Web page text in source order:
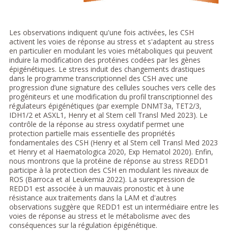
Les observations indiquent qu'une fois activées, les CSH
activent les voies de réponse au stress et s'adaptent au stress
en particulier en modulant les voies métaboliques qui peuvent
induire la modification des protéines codées par les gènes
épigénétiques. Le stress induit des changements drastiques
dans le programme transcriptionnel des CSH avec une
progression d’une signature des cellules souches vers celle des
progéniteurs et une modification du profil transcriptionnel des
régulateurs épigénétiques (par exemple DNMT3a, TET2/3,
IDH1/2 et ASXL1, Henry et al Stem cell Transl Med 2023). Le
contrôle de la réponse au stress oxydatif permet une
protection partielle mais essentielle des propriétés
fondamentales des CSH (Henry et al Stem cell Transl Med 2023
et Henry et al Haematologica 2020, Exp Hematol 2020). Enfin,
nous montrons que la protéine de réponse au stress REDD1
participe à la protection des CSH en modulant les niveaux de
ROS (Barroca et al Leukemia 2022). La surexpression de
REDD1 est associée à un mauvais pronostic et à une
résistance aux traitements dans la LAM et d'autres
observations suggère que REDD1 est un intermédiaire entre les
voies de réponse au stress et le métabolisme avec des
conséquences sur la régulation épigénétique.